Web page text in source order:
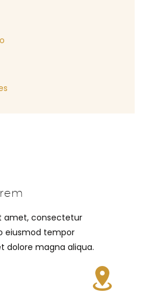
amet, consectetur
eiusmod tempor
dolore magna aliqua.

